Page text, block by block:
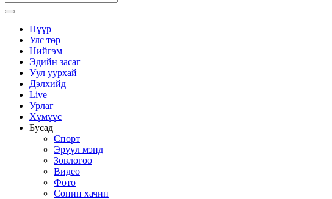
Нүүр
Улс төр
Нийгэм
Эдийн засаг
Уул уурхай
Дэлхийд
Live
Урлаг
Хүмүүс
Бусад
Спорт
Эрүүл мэнд
Зөвлөгөө
Видео
Фото
Сонин хачин